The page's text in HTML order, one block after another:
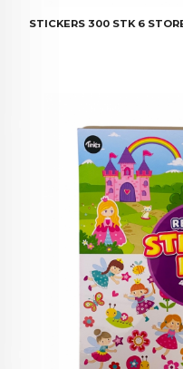
STICKERS 300 STK 6